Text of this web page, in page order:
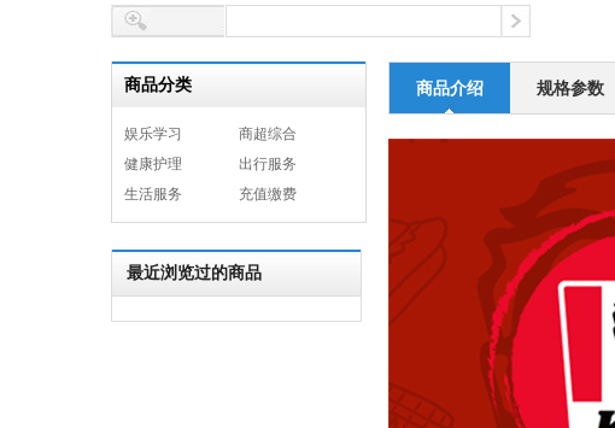
商品分类
娱乐学习
商超综合
健康护理
出行服务
生活服务
充值缴费
最近浏览过的商品
商品介绍 规格参数